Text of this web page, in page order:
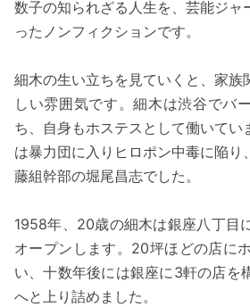
数子の知られざる人生を、芸能ジャ
ったノンフィクションです。
細木の生い立ちを見ていくと、家族
しい雰囲気です。細木は渋谷でバ
ち、自身もホステスとして働いてい
は暴力団に入りヒロポン中毒に陥り
藤組幹部の堀尾昌志でした。
1958年、20歳の細木は銀座八丁目
オープンします。20坪ほどの店に
い、十数年後には銀座に3軒の店を
へと上り詰めました。